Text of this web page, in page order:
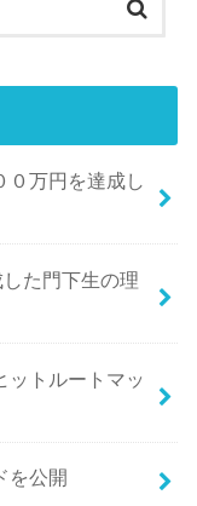
０万円を達成し
た門下生の理
ットルートマッ
を公開